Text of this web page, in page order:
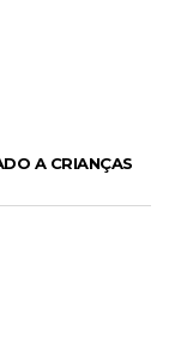
A CRIANÇAS